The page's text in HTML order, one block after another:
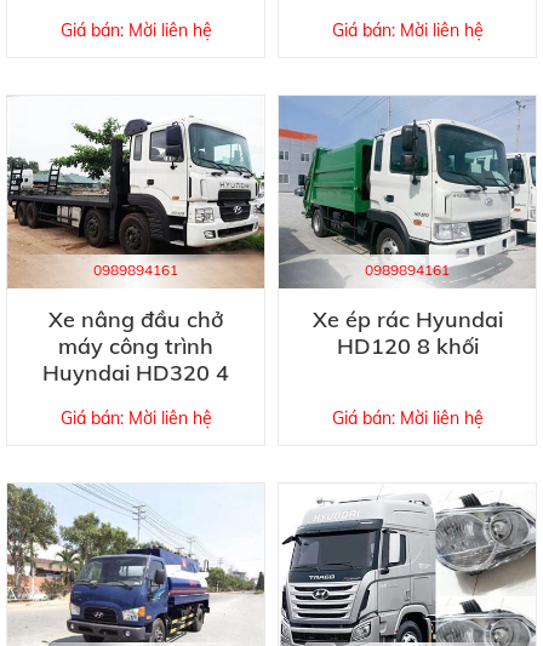
Giá bán: Mời liên hệ Giá bán: Mời liên hệ
0989894161
Xe nâng đầu chở
máy công trình
Huyndai HD320 4
Giá bán: Mời liên hệ
0989894161
Xe ép rác Hyundai
HD120 8 khối
Giá bán: Mời liên hệ